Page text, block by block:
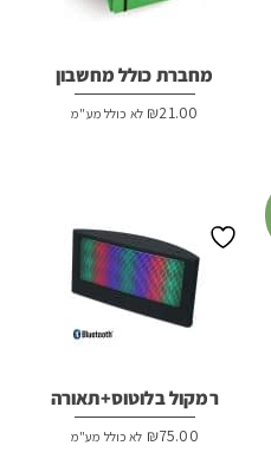
מחברת כולל מחשבון
₪21.00 לא כולל מע"מ
רמקול בלוטוס+תאורה
₪75.00 לא כולל מע"מ